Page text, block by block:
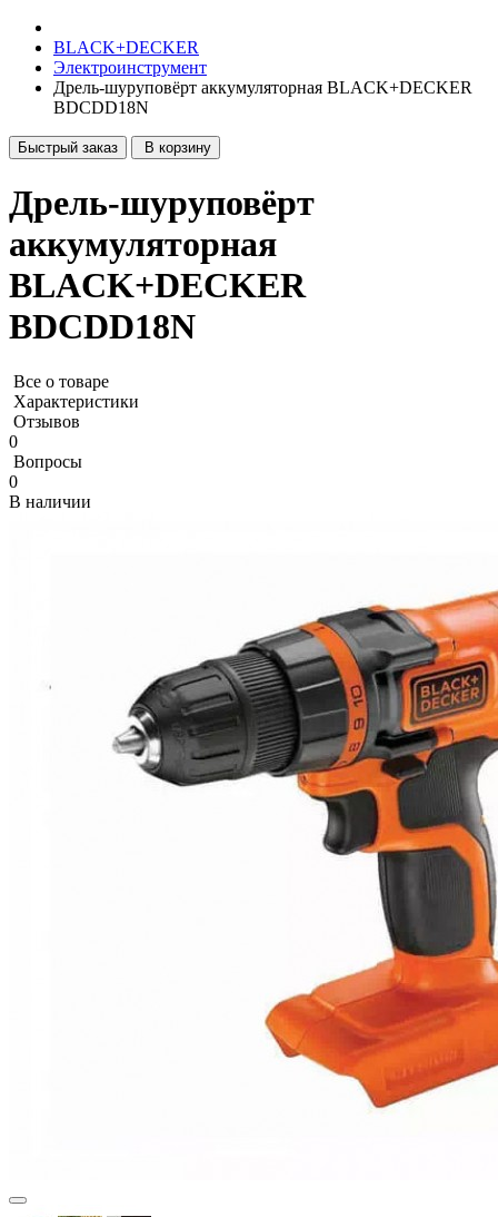
BLACK+DECKER
Электроинструмент
Дрель-шуруповёрт аккумуляторная BLACK+DECKER
BDCDD18N
Быстрый заказ В корзину
Дрель-шуруповёрт
аккумуляторная
BLACK+DECKER
BDCDD18N
Все о товаре
Характеристики
Отзывов
0
Вопросы
0
В наличии